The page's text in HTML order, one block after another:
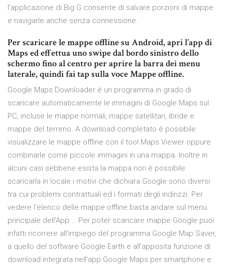
l’applicazione di Big G consente di salvare porzioni di mappe
e navigarle anche senza connessione.
Per scaricare le mappe offline su Android, apri l’app di
Maps ed effettua uno swipe dal bordo sinistro dello
schermo fino al centro per aprire la barra dei menu
laterale, quindi fai tap sulla voce Mappe offline.
Google Maps Downloader è un programma in grado di
scaricare automaticamente le immagini di Google Maps sul
PC, incluse le mappe normali, mappe satellitari, ibride e
mappe del terreno. A download completato è possibile
visualizzare le mappe offline con il tool Maps Viewer oppure
combinarle come piccole immagini in una mappa. Inoltre in
alcuni casi sebbene esista la mappa non è possibile
scaricarla in locale i motivi che dichiara Google sono diversi
tra cui problemi contrattuali ed i formati degli indirizzi. Per
vedere l'elenco delle mappe offline basta andare sul menu
principale dell'App … Per poter scaricare mappe Google puoi
infatti ricorrere all’impiego del programma Google Map Saver,
a quello del software Google Earth e all’apposita funzione di
download integrata nell’app Google Maps per smartphone e